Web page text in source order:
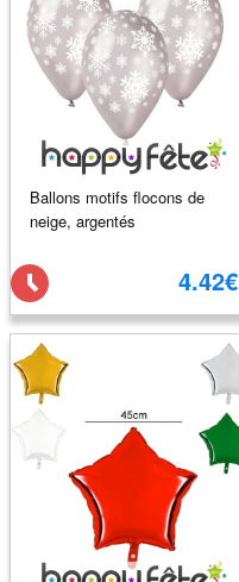
Ballons motifs flocons de
neige, argentés
4.42€